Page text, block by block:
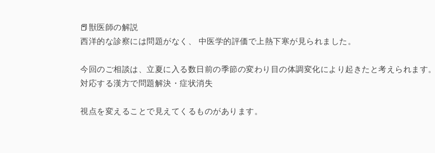
📕獣医師の解説
西洋的な診察には問題がなく、 中医学的評価で上熱下寒が見られました。
今回のご相談は、立夏に入る数日前の季節の変わり目の体調変化により起きたと考えられます。
対応する漢方で問題解決・症状消失
視点を変えることで見えてくるものがあります。